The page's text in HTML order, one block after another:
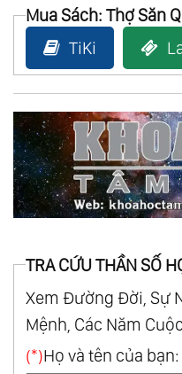
Mua Sách: Thợ Săn
TiKi
TRA CỨU THẦN SỐ
Xem Đường Đời, Sự
Mệnh, Các Năm
(*)Họ và tên của bạn: